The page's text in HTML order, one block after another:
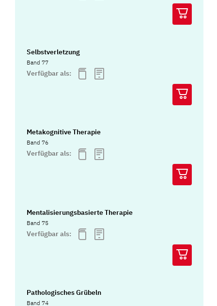
Selbstverletzung
Band 77
Verfügbar als:
Metakognitive Therapie
Band 76
Verfügbar als:
Mentalisierungsbasierte Therapie
Band 75
Verfügbar als:
Pathologisches Grübeln
Band 74